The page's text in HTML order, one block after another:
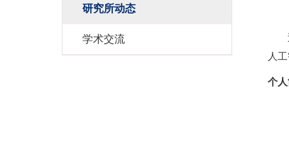
研究所动态
学术交流
人
个